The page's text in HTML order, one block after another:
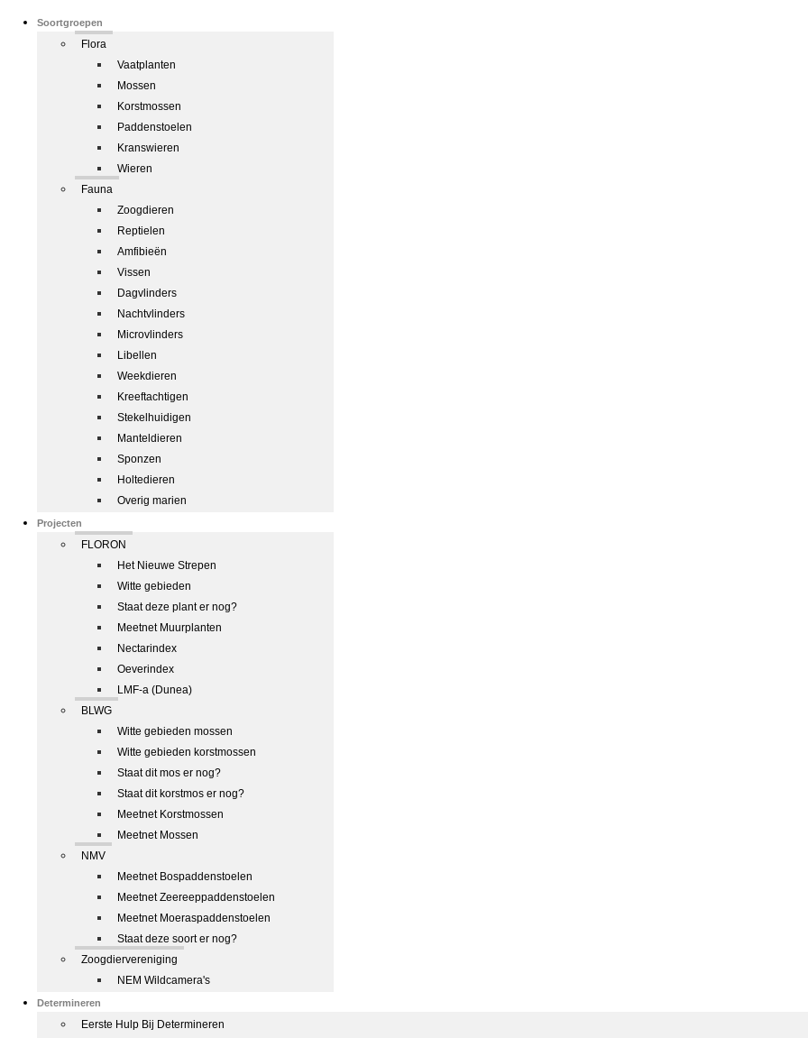
Soortgroepen
Flora
Vaatplanten
Mossen
Korstmossen
Paddenstoelen
Kranswieren
Wieren
Fauna
Zoogdieren
Reptielen
Amfibieën
Vissen
Dagvlinders
Nachtvlinders
Microvlinders
Libellen
Weekdieren
Kreeftachtigen
Stekelhuidigen
Manteldieren
Sponzen
Holtedieren
Overig marien
Projecten
FLORON
Het Nieuwe Strepen
Witte gebieden
Staat deze plant er nog?
Meetnet Muurplanten
Nectarindex
Oeverindex
LMF-a (Dunea)
BLWG
Witte gebieden mossen
Witte gebieden korstmossen
Staat dit mos er nog?
Staat dit korstmos er nog?
Meetnet Korstmossen
Meetnet Mossen
NMV
Meetnet Bospaddenstoelen
Meetnet Zeereeppaddenstoelen
Meetnet Moeraspaddenstoelen
Staat deze soort er nog?
Zoogdiervereniging
NEM Wildcamera's
Determineren
Eerste Hulp Bij Determineren